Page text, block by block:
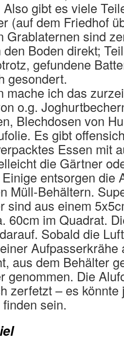
gibt es viele
(auf dem Friedhof
Grablaternen sind
Boden direkt;
gefundene
gesondert.
mache ich das
o.g.
Blechdosen von
Es gibt
Essen mit
die Gärtner
entsorgen die
Müll-Behältern.
sind aus einem
60cm im Quadrat.
Sobald die
Aufpasserkrähe
aus dem Behälter
genommen. Die
zerfetzt – es könnte
sein.